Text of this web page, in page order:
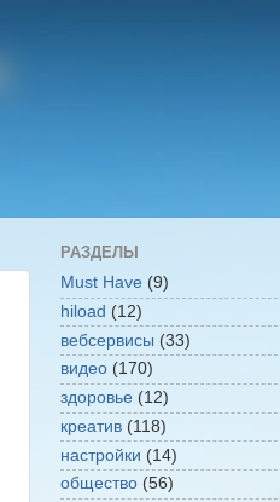
РАЗДЕЛЫ
Must Have (9)
hiload (12)
вебсервисы (33)
видео (170)
здоровье (12)
креатив (118)
настройки (14)
общество (56)